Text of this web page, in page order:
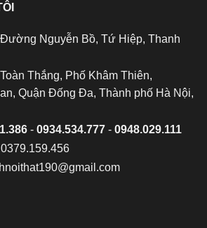
Nguyễn Bồ, Tứ Hiệp, Thanh
Thắng, Phố Khâm Thiên,
Quận Đống Đa, Thành phố Hà Nội,
- 0934.534.777- 0948.029.111